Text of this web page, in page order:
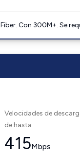
Con 300M+. Se
Velocidades de
de hasta
415Mbps